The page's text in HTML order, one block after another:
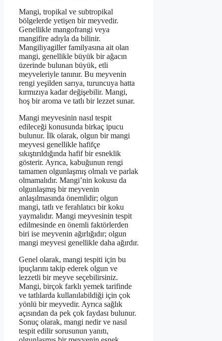
Mangi, tropikal ve subtropikal
bölgelerde yetişen bir meyvedir.
Genellikle mangofrangi veya
mangifire adıyla da bilinir.
Mangiliyagiller familyasına ait olan
mangi, genellikle büyük bir ağacın
üzerinde bulunan büyük, etli
meyveleriyle tanınır. Bu meyvenin
rengi yeşilden sarıya, turuncuya hatta
kırmızıya kadar değişebilir. Mangi,
hoş bir aroma ve tatlı bir lezzet sunar.
Mangi meyvesinin nasıl tespit
edileceği konusunda birkaç ipucu
bulunur. İlk olarak, olgun bir mangi
meyvesi genellikle hafifçe
sıkıştırıldığında hafif bir esneklik
gösterir. Ayrıca, kabuğunun rengi
tamamen olgunlaşmış olmalı ve parlak
olmamalıdır. Mangi’nin kokusu da
olgunlaşmış bir meyvenin
anlaşılmasında önemlidir; olgun
mangi, tatlı ve ferahlatıcı bir koku
yaymalıdır. Mangi meyvesinin tespit
edilmesinde en önemli faktörlerden
biri ise meyvenin ağırlığıdır; olgun
mangi meyvesi genellikle daha ağırdır.
Genel olarak, mangi tespiti için bu
ipuçlarını takip ederek olgun ve
lezzetli bir meyve seçebilirsiniz.
Mangi, birçok farklı yemek tarifinde
ve tatlılarda kullanılabildiği için çok
yönlü bir meyvedir. Ayrıca sağlık
açısından da pek çok faydası bulunur.
Sonuç olarak, mangi nedir ve nasıl
tespit edilir sorusunun yanıtı,